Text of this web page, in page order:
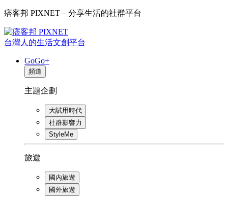
痞客邦 PIXNET – 分享生活的社群平台
台灣人的生活文創平台
GoGo+
頻道
主題企劃
大試用時代
社群影響力
StyleMe
旅遊
國內旅遊
國外旅遊